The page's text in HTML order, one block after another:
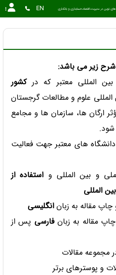
نوین در مدیریت،اقتصاد،حسابداری و بانکداری EN
زیر می باشد:
المللی معتبر که درکشور
علوم و مطالعات گرجستان
ارگان ها، سازمان ها و مجامع
شود.
های معتبر جهت فعالیت
و بین المللی و استفاده از
المللی
مقاله به زبان انگلیسی
مقاله به زبانفارسی پس از
مجموعه مقالات
و پوسترهای برتر